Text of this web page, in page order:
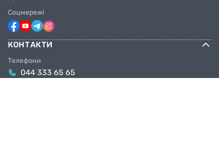
Соцмережі
КОНТАКТИ
Телефони
044 333 65 65